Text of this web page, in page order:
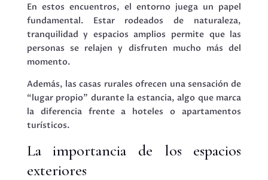
En estos encuentros, el entorno juega un papel
fundamental. Estar rodeados de naturaleza,
tranquilidad y espacios amplios permite que las
personas se relajen y disfruten mucho más del
momento.
Además, las casas rurales ofrecen una sensación de
“lugar propio” durante la estancia, algo que marca
la diferencia frente a hoteles o apartamentos
turísticos.
La importancia de los espacios
exteriores